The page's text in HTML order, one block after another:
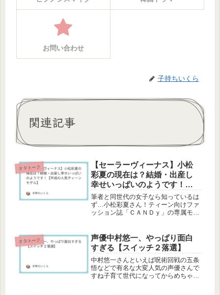
お問い合わせ
子持ちいくら
関連記事
オタトーク
【セーラーヴィーナス】小松
彩夏の現在は？結婚・出産し
幸せいっぱいのようです！
【平成の人気ティーンモデ
ル】
筆者と同世代の女子なら知っているは
ず…小松彩夏さん！ティーン向けファ
ッション誌「ＣＡＮＤｙ」の専属モデ
い続けていたっけな、私（みんなセブ
ンティーン買ってた・・・なんでな
の・・...
オタトーク
声優中村悠一、やっぱり面白
すぎる【スイッチ２落選】
中村悠一さんといえば呪術回戦の五条
悟などで有名な大変人気の声優さんで
すね子育て世代になってからめちゃく